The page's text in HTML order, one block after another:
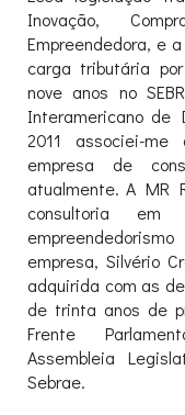
Inovação,
Empreendedora, e
carga tributária
nove anos no
Interamericano de
2011 associei-
empresa de
atualmente. A MR
consultoria em
empresa, Silvério
adquirida com as
de trinta anos de
Frente
Assembleia
Sebrae.